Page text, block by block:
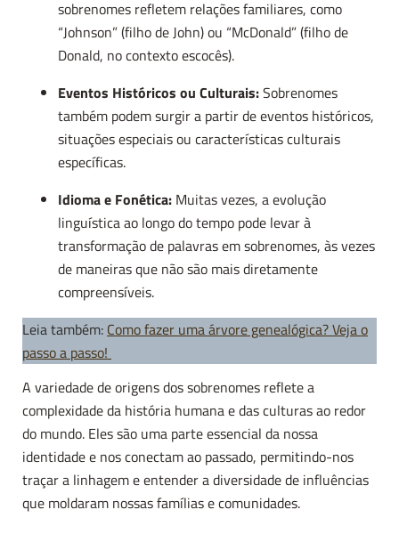
sobrenomes refletem relações familiares, como
“Johnson” (filho de John) ou “McDonald” (filho de
Donald, no contexto escocês).
Eventos Históricos ou Culturais:Sobrenomes
também podem surgir a partir de eventos históricos,
situações especiais ou características culturais
específicas.
Idioma e Fonética: Muitas vezes, a evolução
linguística ao longo do tempo pode levar à
transformação de palavras em sobrenomes, às vezes
de maneiras que não são mais diretamente
compreensíveis.
Leia também: Como fazer uma árvore genealógica? Veja o
passo a passo!
A variedade de origens dos sobrenomes reflete a
complexidade da história humana e das culturas ao redor
do mundo. Eles são uma parte essencial da nossa
identidade e nos conectam ao passado, permitindo-nos
traçar a linhagem e entender a diversidade de influências
que moldaram nossas famílias e comunidades.